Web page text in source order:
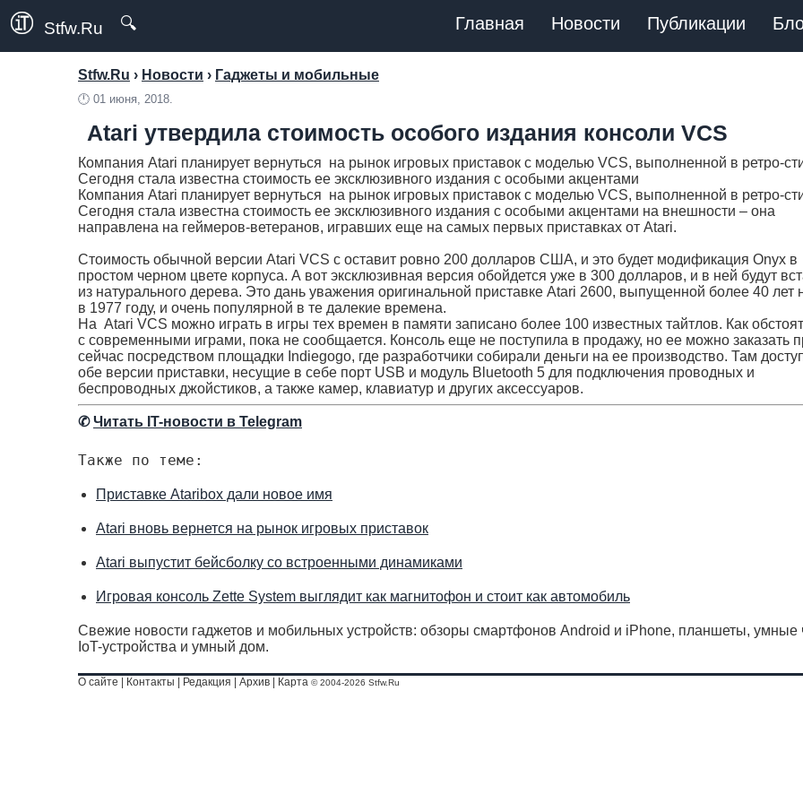
Stfw.Ru 🔍 Главная Новости Публикации
Stfw.Ru › Новости › Гаджеты и мобильные
🕛 01 июня, 2018.
Atari утвердила стоимость особого издания консоли VCS
Компания Atari планирует вернуться на рынок игровых приставок с моделью VCS, выполненной в ретро-
Сегодня стала известна стоимость ее эксклюзивного издания с особыми акцентами
Компания Atari планирует вернуться на рынок игровых приставок с моделью VCS, выполненной в ретро-
Сегодня стала известна стоимость ее эксклюзивного издания с особыми акцентами на внешности – она
направлена на геймеров-ветеранов, игравших еще на самых первых приставках от Atari.
Стоимость обычной версии Atari VCS с оставит ровно 200 долларов США, и это будет модификация Onyx в
простом черном цвете корпуса. А вот эксклюзивная версия обойдется уже в 300 долларов, и в ней будут
из натурального дерева. Это дань уважения оригинальной приставке Atari 2600, выпущенной более 40 лет
в 1977 году, и очень популярной в те далекие времена.
На Atari VCS можно играть в игры тех времен в памяти записано более 100 известных тайтлов. Как
с современными играми, пока не сообщается. Консоль еще не поступила в продажу, но ее можно заказать
сейчас посредством площадки Indiegogo, где разработчики собирали деньги на ее производство. Там
обе версии приставки, несущие в себе порт USB и модуль Bluetooth 5 для подключения проводных и
беспроводных джойстиков, а также камер, клавиатур и других аксессуаров.
✆Читать IT-новости в Telegram
Также по теме:
Приставке Ataribox дали новое имя
Atari вновь вернется на рынок игровых приставок
Atari выпустит бейсболку со встроенными динамиками
Игровая консоль Zette System выглядит как магнитофон и стоит как автомобиль
Свежие новости гаджетов и мобильных устройств: обзоры смартфонов Android и iPhone, планшеты, умные
IoT-устройства и умный дом.
О сайте Контакты Редакция Архив Карта © 2004-2026 Stfw.Ru